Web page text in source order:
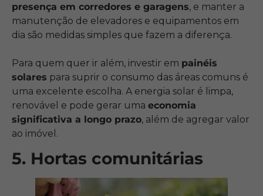
presença em corredores e garagens, e manter a
manutenção de elevadores e equipamentos em
dia são medidas simples que fazem a diferença.
Para quem quer ir além, investir em painéis
solares para suprir o consumo das áreas comuns é
uma excelente escolha. A energia solar é limpa,
renovável e pode gerar uma economia
significativa a longo prazo, além de agregar valor
ao imóvel.
5. Hortas comunitárias